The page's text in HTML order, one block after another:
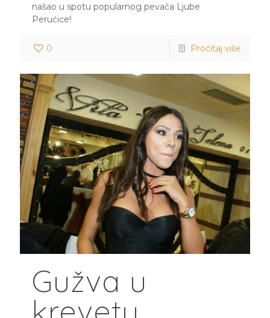
našao u spotu popularnog pevača Ljube
Perućice!
0 Pročitaj više
Gužva u